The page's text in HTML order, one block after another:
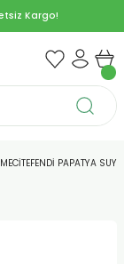
Kargo!
MECİTEFENDİ PAPATYA